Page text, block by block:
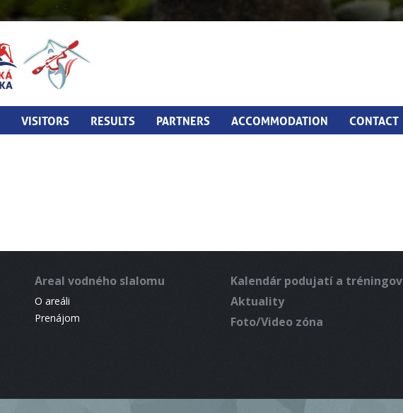
VISITORS RESULTS PARTNERS ACCOMMODATION CONTACT
Areal vodného slalomu
O areáli
Prenájom
Kalendár podujatí a tréningov
Aktuality
Foto/Video zóna